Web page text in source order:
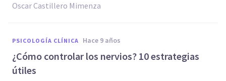
Oscar Castillero Mimenza
PSICOLOGÍA CLÍNICA hace 9 años
¿Cómo controlar los nervios? 10 estrategias
útiles